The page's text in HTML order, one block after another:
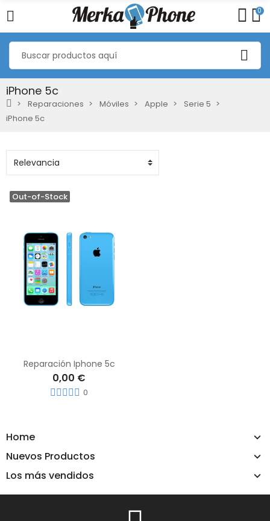
0
iPhone 5c
Reparaciones Móviles Apple
Serie 5
iPhone 5c
Home
Nuevos Productos
Los más vendidos
Out-of-Stock
Reparación Iphone 5c
0,00 €
0